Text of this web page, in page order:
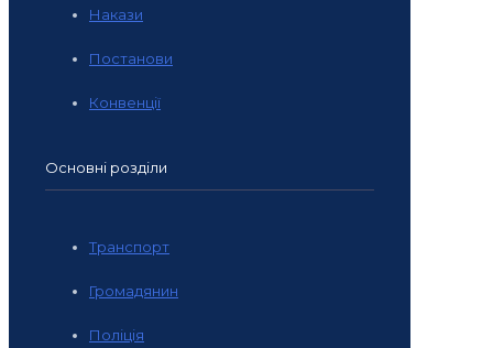
Накази
Постанови
Конвенції
Основні розділи
Транспорт
Громадянин
Поліція